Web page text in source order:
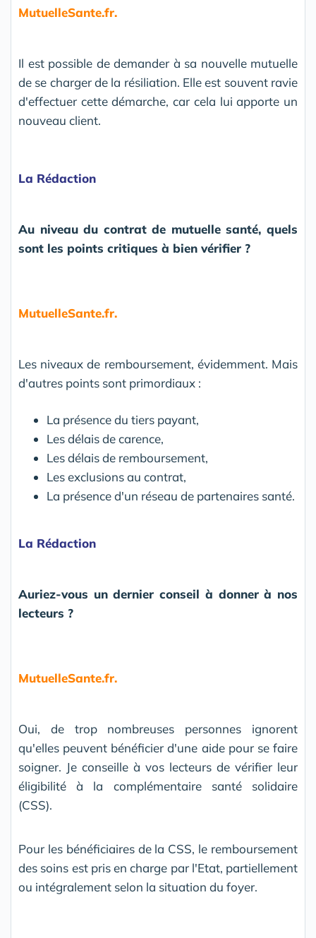
MutuelleSante.fr.
Il est possible de demander à sa nouvelle mutuelle
de se charger de la résiliation. Elle est souvent ravie
d'effectuer cette démarche, car cela lui apporte un
nouveau client.
La Rédaction
Au niveau du contrat de mutuelle santé, quels
sont les points critiques à bien vérifier ?
MutuelleSante.fr.
Les niveaux de remboursement, évidemment. Mais
d'autres points sont primordiaux :
La présence du tiers payant,
Les délais de carence,
Les délais de remboursement,
Les exclusions au contrat,
La présence d'un réseau de partenaires santé.
La Rédaction
Auriez-vous un dernier conseil à donner à nos
lecteurs ?
MutuelleSante.fr.
Oui, de trop nombreuses personnes ignorent
qu'elles peuvent bénéficier d'une aide pour se faire
soigner. Je conseille à vos lecteurs de vérifier leur
éligibilité à la complémentaire santé solidaire
(CSS).
Pour les bénéficiaires de la CSS, le remboursement
des soins est pris en charge par l'Etat, partiellement
ou intégralement selon la situation du foyer.